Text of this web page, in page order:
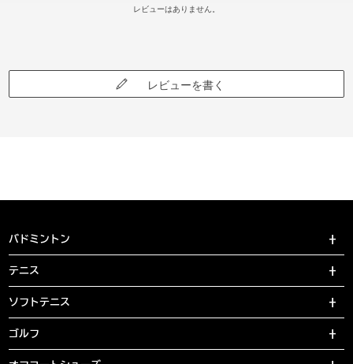
レビューはありません。
レビューを書く
バドミントン
テニス
ソフトテニス
ゴルフ